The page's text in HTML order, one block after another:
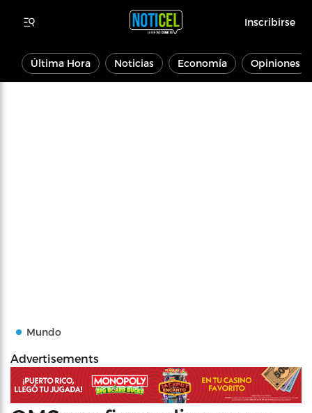
Inscribirse
Última Hora Noticias Economía Opiniones
Mundo
Advertisements